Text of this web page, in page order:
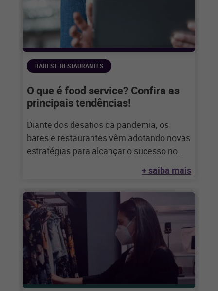
BARES E RESTAURANTES
O que é food service? Confira as
principais tendências!
Diante dos desafios da pandemia, os
bares e restaurantes vêm adotando novas
estratégias para alcançar o sucesso no
+ saiba mais